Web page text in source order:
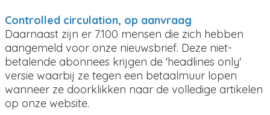
Controlled circulation, op aanvraag
Daarnaast zijn er 7.100 mensen die zich hebben
aangemeld voor onze nieuwsbrief. Deze niet-
betalende abonnees krijgen de 'headlines only'
versie waarbij ze tegen een betaalmuur lopen
wanneer ze doorklikken naar de volledige artikelen
op onze website.